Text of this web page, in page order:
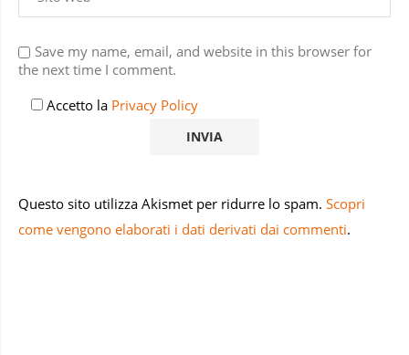
Save my name, email, and website in this browser for
the next time I comment.
Accetto la Privacy Policy
Questo sito utilizza Akismet per ridurre lo spam. Scopri
come vengono elaborati i dati derivati dai commenti.